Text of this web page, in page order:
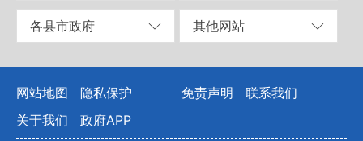
各县市政府 其他网站
网站地图 隐私保护 免责声明
联系我们
关于我们
政府APP